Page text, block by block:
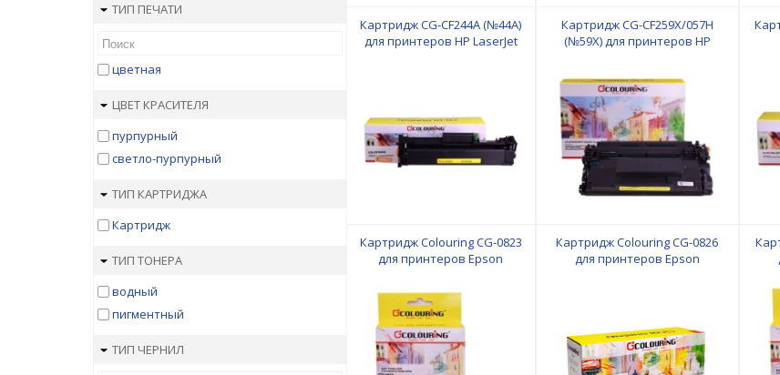
ТИП ПЕЧАТИ
цветная
ЦВЕТ КРАСИТЕЛЯ
пурпурный
светло-пурпурный
ТИП КАРТРИДЖА
Картридж
ТИП ТОНЕРА
водный
пигментный
ТИП ЧЕРНИЛ
Картридж CG-CF244A (№44A)
для принтеров HP LaserJet
Картридж CG-CF259X/057H
(№59X) для принтеров HP
M304a/M404dn/M404dw/M404n/
i-SENSYS
LBP223dw/LBP226dw/LBP228x/MF443dw/
без чипа 10000 копий Colouring
Картридж Colouring CG-0823
для принтеров Epson
Картридж Colouring CG-0826
для принтеров Epson